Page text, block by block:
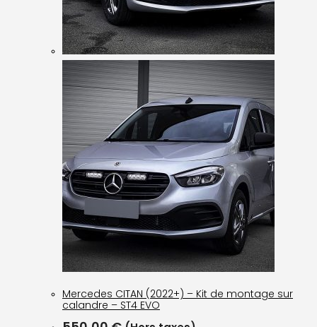
Mercedes CITAN (2022+) – Kit de montage sur
calandre – ST4 EVO